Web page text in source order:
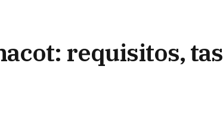
requisitos,